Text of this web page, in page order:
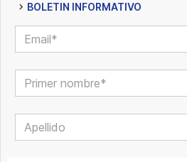
BOLETIN INFORMATIVO